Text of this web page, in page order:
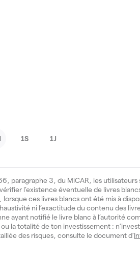
1S 1J
paragraphe 3, du MiCAR, les
l’existence éventuelle de livres
ces livres blancs ont été mis à
ni l’exactitude du contenu des
ayant notifié le livre blanc à l’autorité
la totalité de ton investissement :
des risques, consulte le document d’